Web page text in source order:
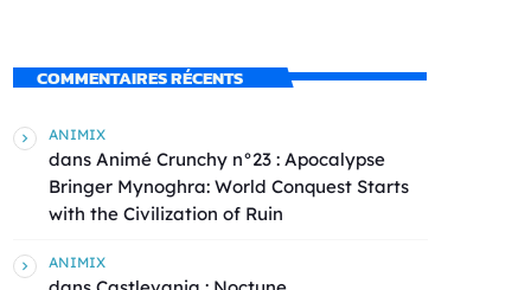
COMMENTAIRES RÉCENTS
ANIMIX
dans Animé Crunchy n°23 : Apocalypse
Bringer Mynoghra: World Conquest Starts
with the Civilization of Ruin
ANIMIX